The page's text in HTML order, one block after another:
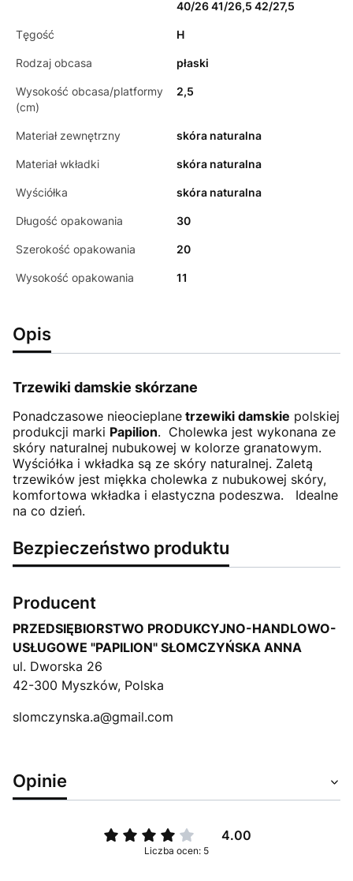
40/26 41/26,5 42/27,5
Tęgość H
Rodzaj obcasa płaski
Wysokość obcasa/platformy
(cm)
2,5
Materiał zewnętrzny skóra naturalna
Materiał wkładki skóra naturalna
Wyściółka skóra naturalna
Długość opakowania 30
Szerokość opakowania 20
Wysokość opakowania 11
Opis
Trzewiki damskie skórzane
Ponadczasowe nieocieplane trzewiki damskie polskiej
produkcji marki Papilion. Cholewka jest wykonana ze
skóry naturalnej nubukowej w kolorze granatowym.
Wyściółka i wkładka są ze skóry naturalnej. Zaletą
trzewików jest miękka cholewka z nubukowej skóry,
komfortowa wkładka i elastyczna podeszwa. Idealne
na co dzień.
Bezpieczeństwo produktu
Producent
PRZEDSIĘBIORSTWO PRODUKCYJNO-HANDLOWO-
USŁUGOWE "PAPILION" SŁOMCZYŃSKA ANNA
ul. Dworska 26
42-300 Myszków, Polska
slomczynska.a@gmail.com
Opinie
4.00
Liczba ocen: 5